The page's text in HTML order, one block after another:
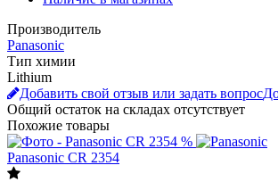
Отзывы и вопросы
Наличие в магазинах
Производитель
Panasonic
Тип химии
Lithium
Добавить свой отзыв или задать вопрос
Общий остаток на складах
Похожие товары